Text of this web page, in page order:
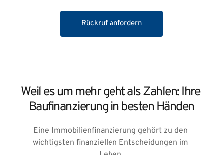
Rückruf anfordern
Weil es um mehr geht als Zahlen: Ihre
Baufinanzierung in besten Händen
Eine Immobilienfinanzierung gehört zu den
wichtigsten finanziellen Entscheidungen im